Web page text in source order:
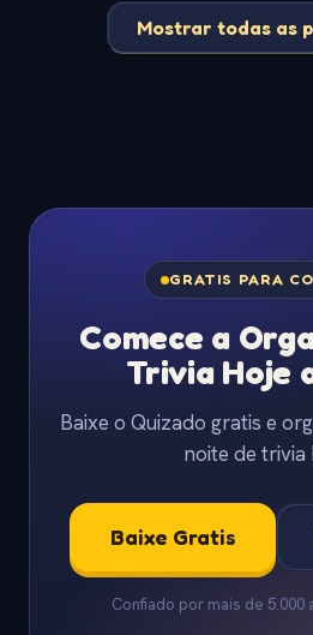
Mostrar todas as
GRATIS PARA
Comece a
Trivia Hoje
Baixe o Quizado gratis e
noite de trivia
Baixe Gratis
Confiado por mais de